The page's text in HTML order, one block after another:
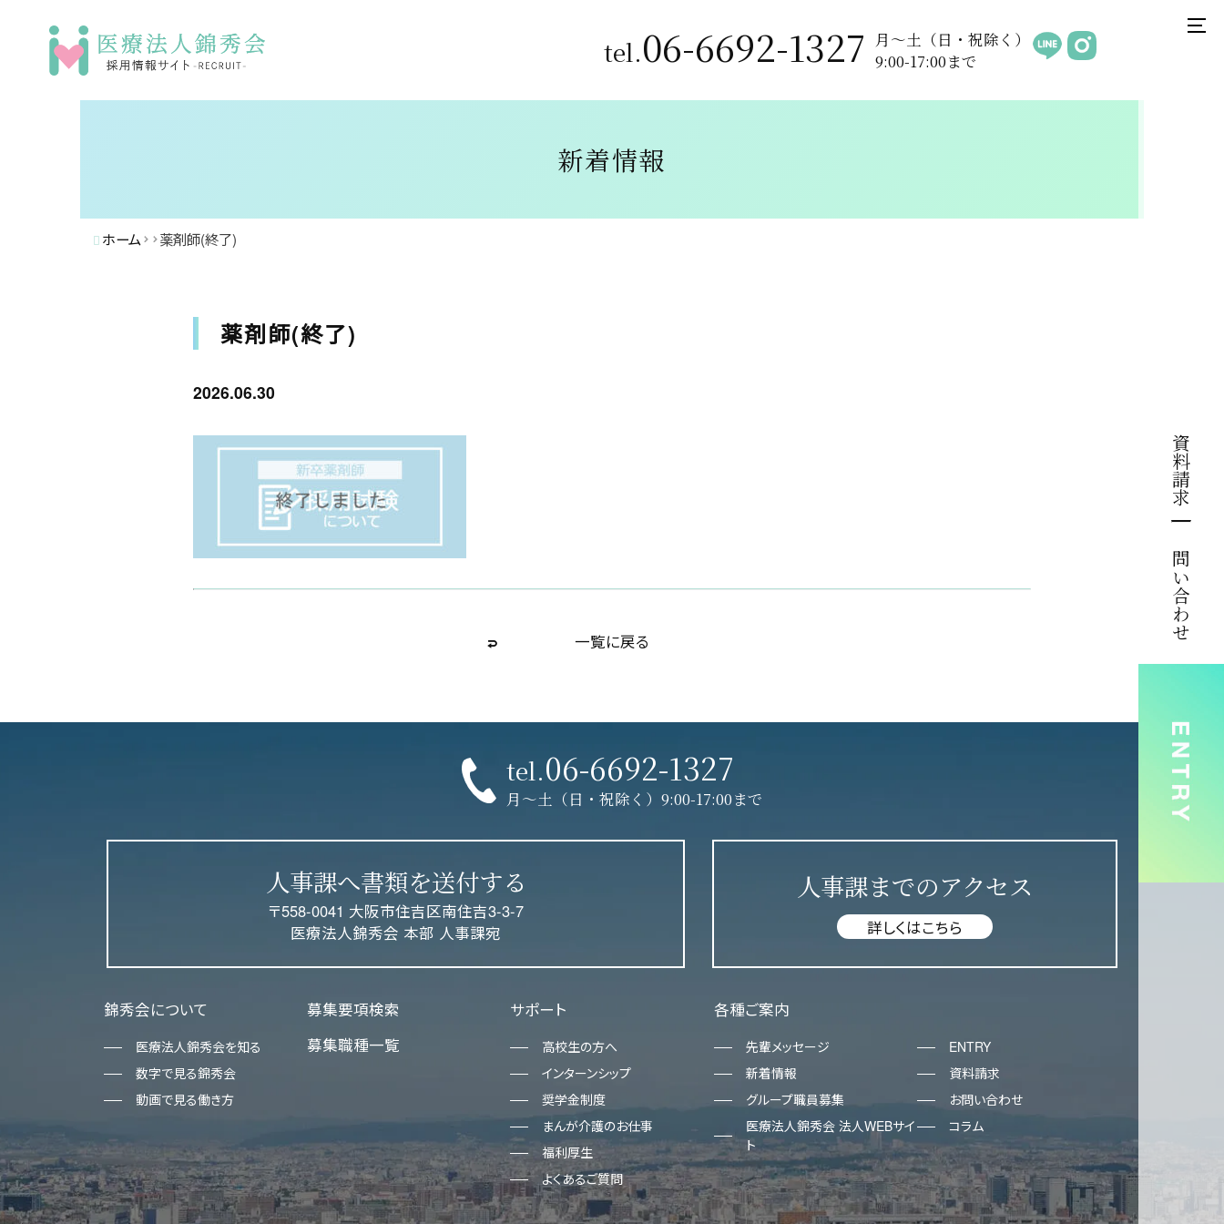
tel.06-6692-1327
月〜土（日・祝除く）
9:00-17:00まで
資料請求
お問い合わせ
新着情報
ホーム 薬剤師(終了)
薬剤師(終了)
2026.06.30
一覧に戻る
tel.06-6692-1327
月〜土（日・祝除く）9:00-17:00まで
人事課へ書類を送付する
〒558-0041 大阪市住吉区南住吉3-3-7
医療法人錦秀会 本部 人事課宛
人事課までのアクセス
詳しくはこちら
錦秀会について
医療法人錦秀会を知る
数字で見る錦秀会
動画で見る働き方
募集要項検索
募集職種一覧
サポート
高校生の方へ
インターンシップ
奨学金制度
まんが介護のお仕事
福利厚生
よくあるご質問
各種ご案内
先輩メッセージ
新着情報
グループ職員募集
医療法人錦秀会 法人WEBサイ
ト
ENTRY
資料請求
お問い合わせ
コラム